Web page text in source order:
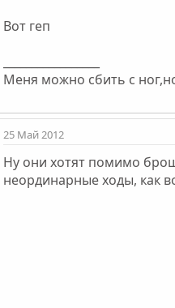
Вот геп
Меня можно сбить с
25 Май 2012
Ну они хотят помимо
неординарные ходы, как